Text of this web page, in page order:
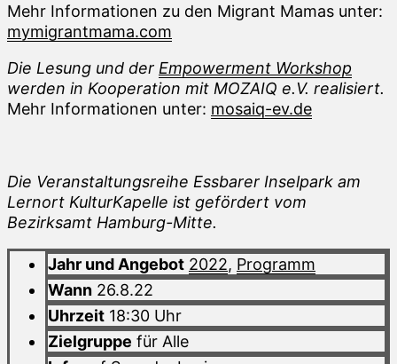
Mehr Informationen zu den Migrant Mamas unter:
mymigrantmama.com
Die Lesung und der Empowerment Workshop
werden in Kooperation mit MOZAIQ e.V. realisiert.
Mehr Informationen unter: mosaiq-ev.de
Die Veranstaltungsreihe Essbarer Inselpark am
Lernort KulturKapelle ist gefördert vom
Bezirksamt Hamburg-Mitte.
Jahr und Angebot 2022, Programm
Wann 26.8.22
Uhrzeit 18:30 Uhr
Zielgruppe für Alle